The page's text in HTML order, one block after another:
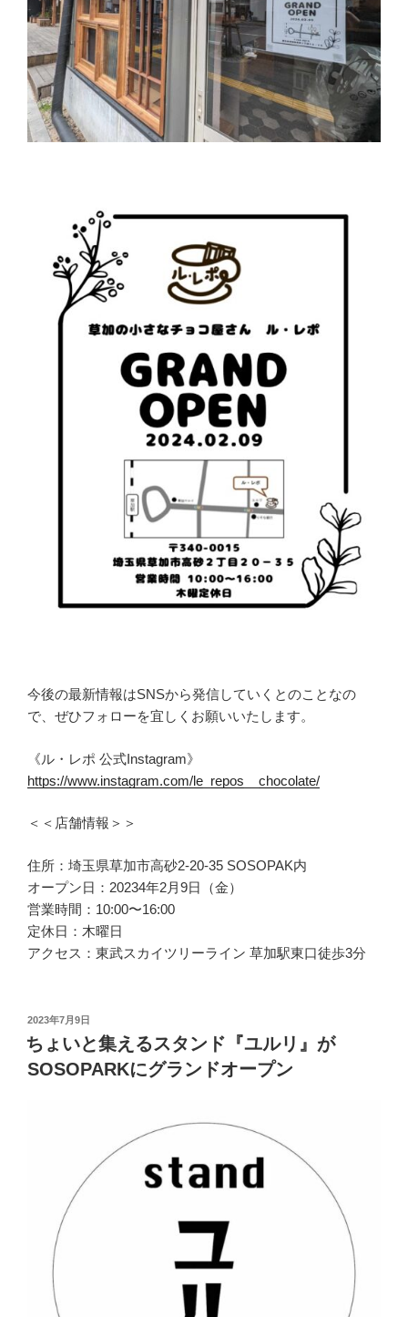
今後の最新情報はSNSから発信していくとのことなの
で、ぜひフォローを宜しくお願いいたします。
《ル・レポ 公式Instagram》
https://www.instagram.com/le_repos__chocolate/
＜＜店舗情報＞＞
住所：埼玉県草加市高砂2-20-35 SOSOPAK内
オープン日：20234年2月9日（金）
営業時間：10:00〜16:00
定休日：木曜日
アクセス：東武スカイツリーライン 草加駅東口徒歩3分
投
稿
日:
2023年7月9日
ちょいと集えるスタンド『ユルリ』が
SOSOPARKにグランドオープン